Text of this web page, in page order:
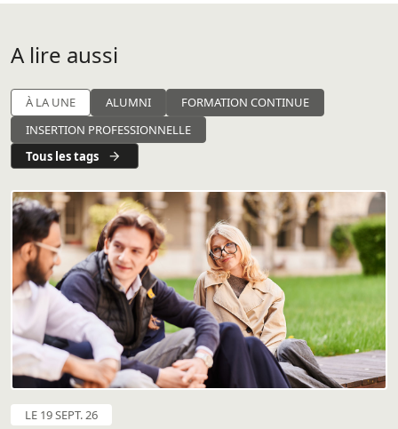
A lire aussi
À LA UNE ALUMNI
FORMATION CONTINUE
INSERTION PROFESSIONNELLE
Tous les tags
LE 19 SEPT. 26